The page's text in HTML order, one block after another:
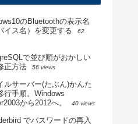
のBluetoothの表示名
イス名）を変更する
62
で並び順がおかしい
正方法
56 views
ルサーバー(たぶん)かんた
行手順。Windows
から2012へ。
40 views
でパスワードの再入